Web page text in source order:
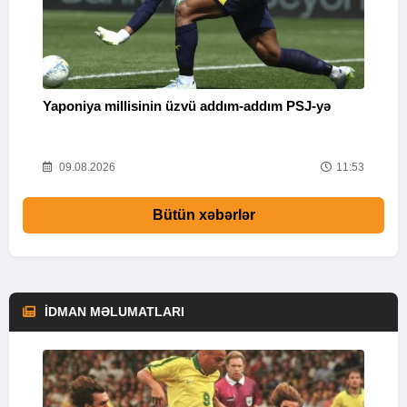
Yaponiya millisinin üzvü addım-addım PSJ-yə
09.08.2026 11:53
Bütün xəbərlər
İDMAN MƏLUMATLARI